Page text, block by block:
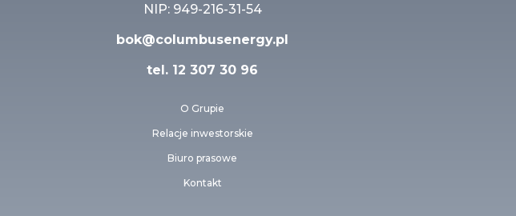
NIP: 949-216-31-54
bok@columbusenergy.pl
tel. 12 307 30 96
O Grupie
Relacje inwestorskie
Biuro prasowe
Kontakt